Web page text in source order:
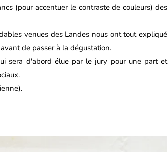
(pour accentuer le contraste de couleurs) des
venues des Landes nous ont tout expliqué
de passer à la dégustation.
sera d'abord élue par le jury pour une part et